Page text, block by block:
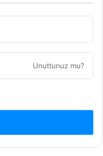
Unuttunuz mu?